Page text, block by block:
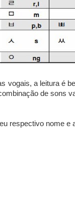
vogais, a leitura é
de sons
respectivo nome